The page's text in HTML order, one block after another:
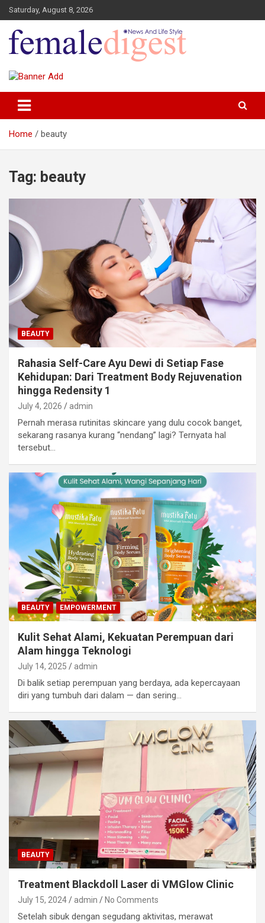
Saturday, August 8, 2026
Female Digest
Home beauty
Tag: beauty
BEAUTY
Rahasia Self-Care Ayu Dewi di Setiap Fase
Kehidupan: Dari Treatment Body Rejuvenation
hingga Redensity 1
July 4, 2026 admin
Pernah merasa rutinitas skincare yang dulu cocok banget,
sekarang rasanya kurang “nendang” lagi? Ternyata hal
tersebut…
BEAUTY EMPOWERMENT
Kulit Sehat Alami, Kekuatan Perempuan dari
Alam hingga Teknologi
July 14, 2025 admin
Di balik setiap perempuan yang berdaya, ada kepercayaan
diri yang tumbuh dari dalam — dan sering…
BEAUTY
Treatment Blackdoll Laser di VMGlow Clinic
July 15, 2024 admin No Comments
Setelah sibuk dengan segudang aktivitas, merawat